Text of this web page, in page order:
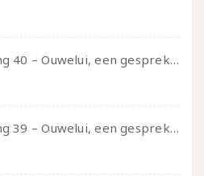
Ongehoord – Aflevering 40 – Ouwelui, een gesprek met Sadie Lune over vormende relaties en de geschiedenis van de queer pornobeweging
Ongehoord – Aflevering 39 – Ouwelui, een gesprek met Pepijn en Ivo over hun regenbooggezin, eigenzinnig ouder worden en Cruise Control